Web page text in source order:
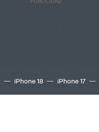
iPhone 18 iPhone 17